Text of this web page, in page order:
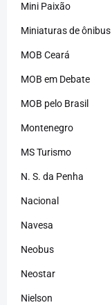
Mini Paixão
Miniaturas de ônibus
MOB Ceará
MOB em Debate
MOB pelo Brasil
Montenegro
MS Turismo
N. S. da Penha
Nacional
Navesa
Neobus
Neostar
Nielson